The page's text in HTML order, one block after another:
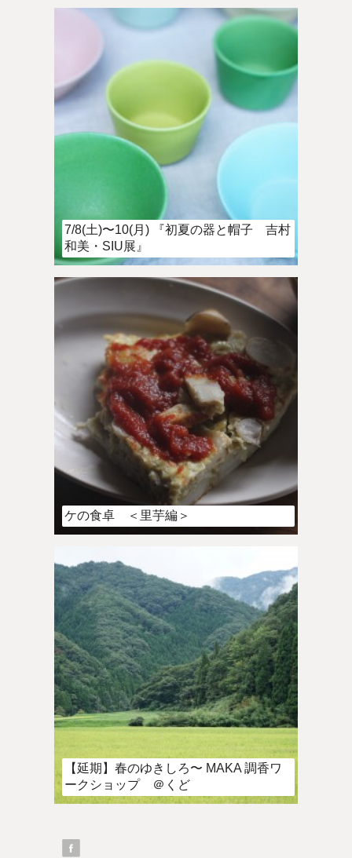
7/8(土)〜10(月) 『初夏の器と帽子 吉村
和美・SIU展』
ケの食卓 ＜里芋編＞
【延期】春のゆきしろ〜 MAKA 調香ワ
ークショップ ＠くど